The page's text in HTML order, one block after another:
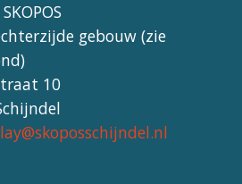
gebouw (zie
10